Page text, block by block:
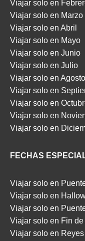
Viajar solo en
Viajar solo en Marzo
Viajar solo en Abril
Viajar solo en Mayo
Viajar solo en Junio
Viajar solo en Julio
Viajar solo en Agosto
Viajar solo en
Viajar solo en
Viajar solo en
Viajar solo en
FECHAS
Viajar solo en
Viajar solo en
Viajar solo en
Viajar solo en Fin de
Viajar solo en Reyes